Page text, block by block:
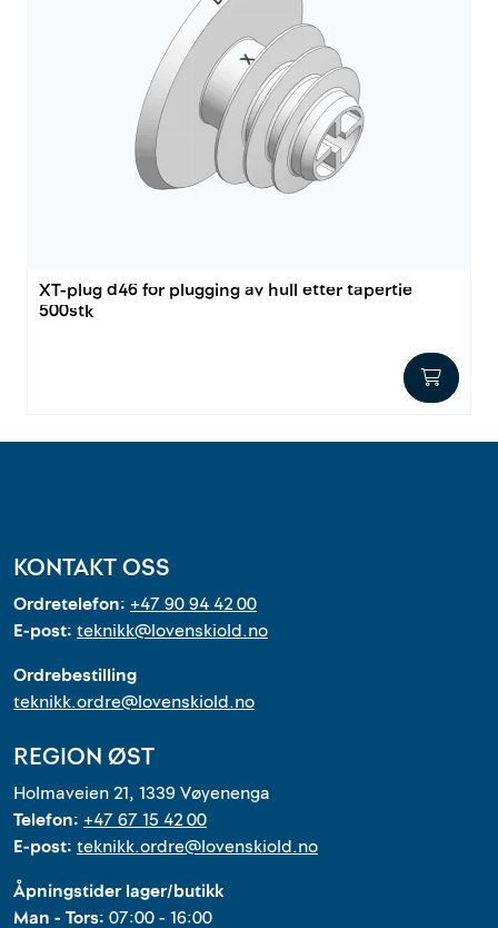
XT-plug d46 for plugging av hull etter tapertie
500stk
KONTAKT OSS
Ordretelefon: +47 90 94 42 00
E-post: teknikk@lovenskiold.no
Ordrebestilling
teknikk.ordre@lovenskiold.no
REGION ØST
Holmaveien 21, 1339 Vøyenenga
Telefon: +47 67 15 42 00
E-post: teknikk.ordre@lovenskiold.no
Åpningstider lager/butikk
Man - Tors: 07:00 - 16:00